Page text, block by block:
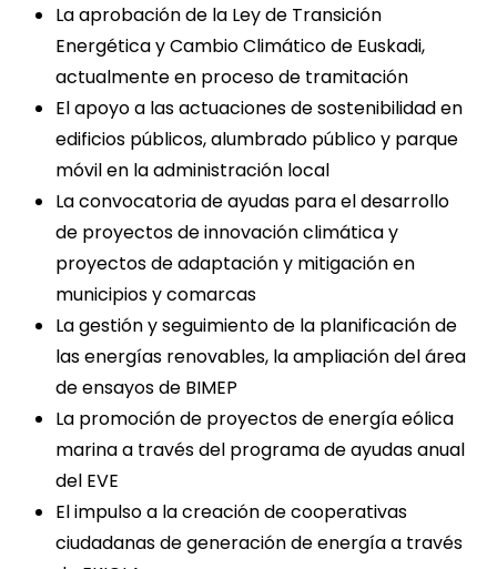
La aprobación de la Ley de Transición
Energética y Cambio Climático de Euskadi,
actualmente en proceso de tramitación
El apoyo a las actuaciones de sostenibilidad en
edificios públicos, alumbrado público y parque
móvil en la administración local
La convocatoria de ayudas para el desarrollo
de proyectos de innovación climática y
proyectos de adaptación y mitigación en
municipios y comarcas
La gestión y seguimiento de la planificación de
las energías renovables, la ampliación del área
de ensayos de BIMEP
La promoción de proyectos de energía eólica
marina a través del programa de ayudas anual
del EVE
El impulso a la creación de cooperativas
ciudadanas de generación de energía a través